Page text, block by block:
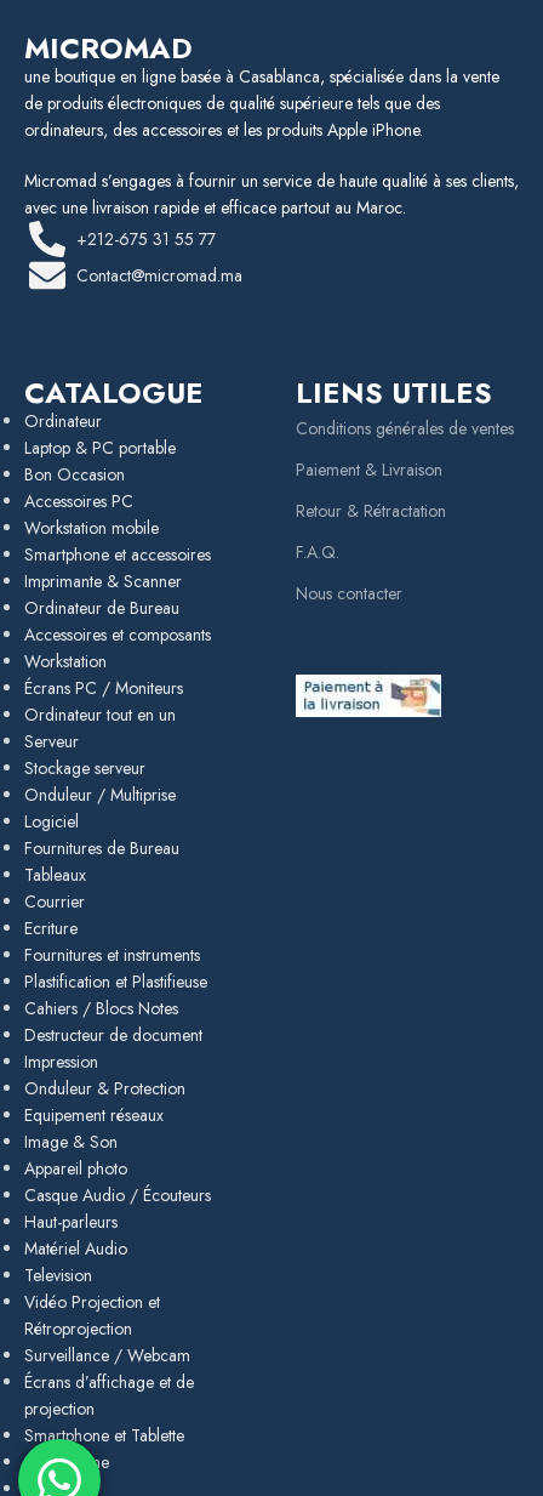
MICROMAD
une boutique en ligne basée à Casablanca, spécialisée dans la vente
de produits électroniques de qualité supérieure tels que des
ordinateurs, des accessoires et les produits Apple iPhone.
Micromad s’engages à fournir un service de haute qualité à ses clients,
avec une livraison rapide et efficace partout au Maroc.
+212-675 31 55 77
Contact@micromad.ma
CATALOGUE
Ordinateur
Laptop & PC portable
Bon Occasion
Accessoires PC
Workstation mobile
Smartphone et accessoires
Imprimante & Scanner
Ordinateur de Bureau
Accessoires et composants
Workstation
Écrans PC / Moniteurs
Ordinateur tout en un
Serveur
Stockage serveur
Onduleur / Multiprise
Logiciel
Fournitures de Bureau
Tableaux
Courrier
Ecriture
Fournitures et instruments
Plastification et Plastifieuse
Cahiers / Blocs Notes
Destructeur de document
Impression
Onduleur & Protection
Equipement réseaux
Image & Son
Appareil photo
Casque Audio / Écouteurs
Haut-parleurs
Matériel Audio
Television
Vidéo Projection et
Rétroprojection
Surveillance / Webcam
Écrans d’affichage et de
projection
Smartphone et Tablette
Smartphone
Tablette
LIENS UTILES
Conditions générales de ventes
Paiement & Livraison
Retour & Rétractation
F.A.Q.
Nous contacter